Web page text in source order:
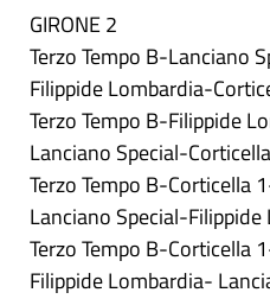
GIRONE 2
Terzo Tempo B-Lanciano
Filippide Lombardia-
Terzo Tempo B-Filippide
Lanciano Special-
Terzo Tempo B-Corticella
Lanciano Special-
Terzo Tempo B-Corticella
Filippide Lombardia-